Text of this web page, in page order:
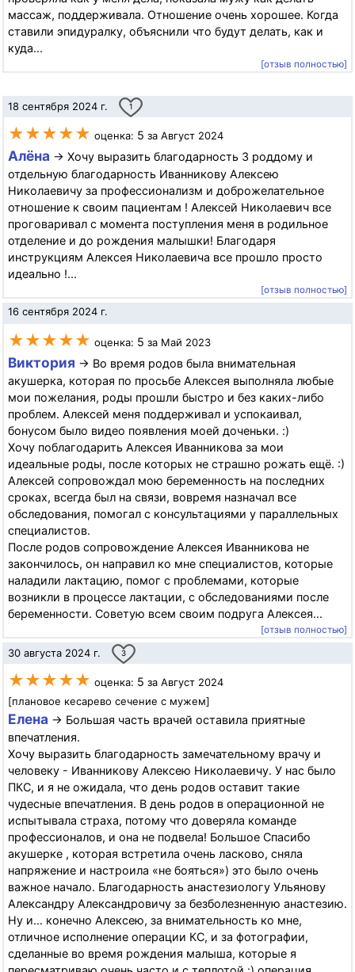
массаж, поддерживала. Отношение очень хорошее. Когда
ставили эпидуралку, объяснили что будут делать, как и
куда...
[отзыв полностью]
18 сентября 2024 г. 1
★★★★★ оценка: 5 за Август 2024
Алёна → Хочу выразить благодарность 3 роддому и
отдельную благодарность Иванникову Алексею
Николаевичу за профессионализм и доброжелательное
отношение к своим пациентам ! Алексей Николаевич все
проговаривал с момента поступления меня в родильное
отделение и до рождения малышки! Благодаря
инструкциям Алексея Николаевича все прошло просто
идеально !...
[отзыв полностью]
16 сентября 2024 г.
★★★★★ оценка: 5 за Май 2023
Виктория → Во время родов была внимательная
акушерка, которая по просьбе Алексея выполняла любые
мои пожелания, роды прошли быстро и без каких-либо
проблем. Алексей меня поддерживал и успокаивал,
бонусом было видео появления моей доченьки. :)
Хочу поблагодарить Алексея Иванникова за мои
идеальные роды, после которых не страшно рожать ещё. :)
Алексей сопровождал мою беременность на последних
сроках, всегда был на связи, вовремя назначал все
обследования, помогал с консультациями у параллельных
специалистов.
После родов сопровождение Алексея Иванникова не
закончилось, он направил ко мне специалистов, которые
наладили лактацию, помог с проблемами, которые
возникли в процессе лактации, с обследованиями после
беременности. Советую всем своим подруга Алексея...
[отзыв полностью]
30 августа 2024 г. 3
★★★★★ оценка: 5 за Август 2024
[плановое кесарево сечение с мужем]
Елена → Большая часть врачей оставила приятные
впечатления.
Хочу выразить благодарность замечательному врачу и
человеку - Иванникову Алексею Николаевичу. У нас было
ПКС, и я не ожидала, что день родов оставит такие
чудесные впечатления. В день родов в операционной не
испытывала страха, потому что доверяла команде
профессионалов, и она не подвела! Большое Спасибо
акушерке , которая встретила очень ласково, сняла
напряжение и настроила «не бояться») это было очень
важное начало. Благодарность анастезиологу Ульянову
Александру Александровичу за безболезненную анастезию.
Ну и… конечно Алексею, за внимательность ко мне,
отличное исполнение операции КС, и за фотографии,
сделанные во время рождения малыша, которые я